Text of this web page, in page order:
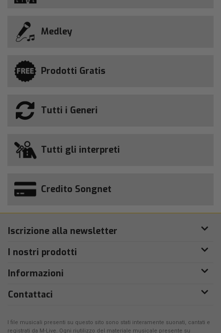
Medley
Prodotti Gratis
Tutti i Generi
Tutti gli interpreti
Credito Songnet
Iscrizione alla newsletter
I nostri prodotti
Informazioni
Contattaci
I file musicali presenti su questo sito sono stati interamente suonati, cantati e
registrati da M-Live . Ogni riutilizzo del materiale musicale presente su